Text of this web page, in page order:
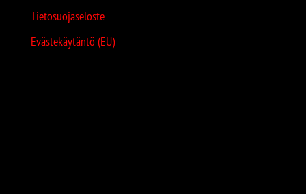
Tietosuojaseloste
Evästekäytäntö (EU)